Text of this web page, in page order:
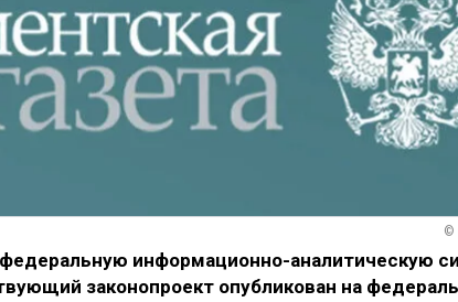
©
информационно-аналитическую
законопроект опубликован на